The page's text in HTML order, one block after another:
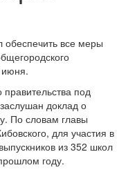
все меры
июня.
под
доклад о
По словам главы
для участия в
из 352 школ
году.